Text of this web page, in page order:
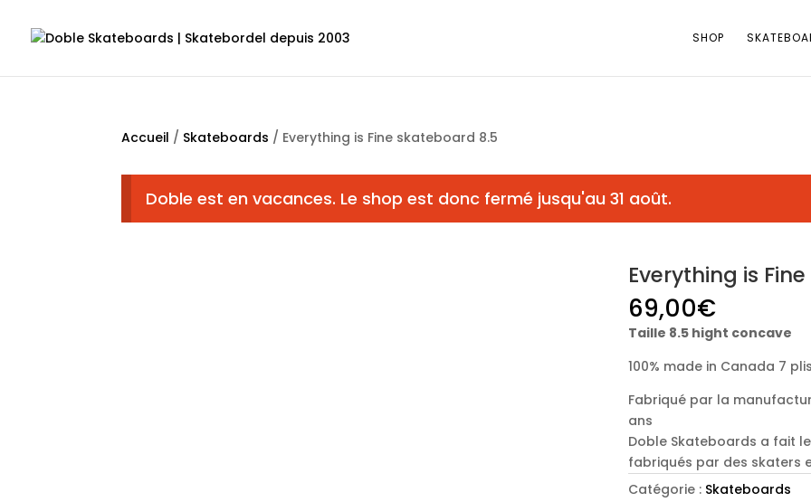
SHOP
Accueil / Skateboards / Everything is Fine skateboard 8.5
Doble est en vacances. Le shop est donc fermé jusqu'au 31 août.
Everything is
69,00€
Taille 8.5 hight concave
100% made in Canada 7
Fabriqué par la
ans
Doble Skateboards a fait
fabriqués par des skaters
Catégorie : Skateboards